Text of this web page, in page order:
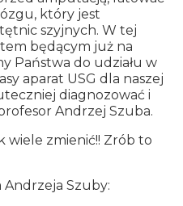
który jest
szyjnych. W tej
będącym już na
Państwa do udziału w
aparat USG dla naszej
diagnozować i
Andrzej Szuba.
wiele zmienić!! Zrób to
Andrzeja Szuby: